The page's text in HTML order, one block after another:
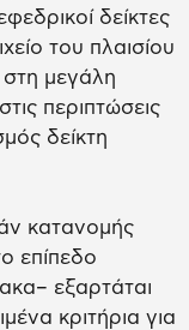
δείκτες
του πλαισίου
μεγάλη
περιπτώσεις
δείκτη
κατανομής
επίπεδο
εξαρτάται
κριτήρια για